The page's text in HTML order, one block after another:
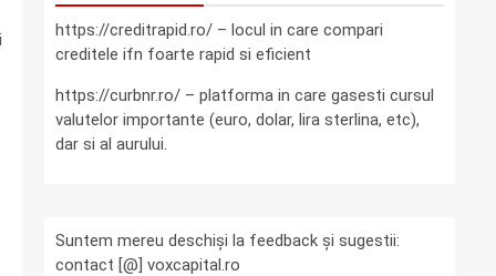
https://creditrapid.ro/ – locul in care compari
creditele ifn foarte rapid si eficient
https://curbnr.ro/ – platforma in care gasesti cursul
valutelor importante (euro, dolar, lira sterlina, etc),
dar si al aurului.
Suntem mereu deschiși la feedback și sugestii:
contact [@] voxcapital.ro